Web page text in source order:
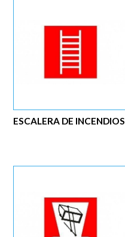
ESCALERA DE INCENDIOS